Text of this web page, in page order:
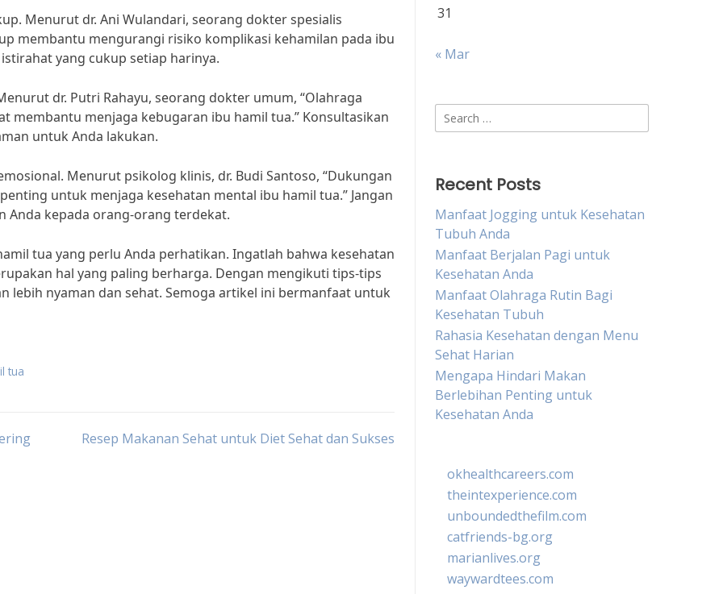
Menurut dr. Ani Wulandari, seorang dokter spesialis
membantu mengurangi risiko komplikasi kehamilan pada ibu
yang cukup setiap harinya.
dr. Putri Rahayu, seorang dokter umum, “Olahraga
membantu menjaga kebugaran ibu hamil tua.” Konsultasikan
untuk Anda lakukan.
Menurut psikolog klinis, dr. Budi Santoso, “Dukungan
untuk menjaga kesehatan mental ibu hamil tua.” Jangan
Anda kepada orang-orang terdekat.
tua yang perlu Anda perhatikan. Ingatlah bahwa kesehatan
hal yang paling berharga. Dengan mengikuti tips-tips
lebih nyaman dan sehat. Semoga artikel ini bermanfaat untuk
tua
Resep Makanan Sehat untuk Diet Sehat dan Sukses
31
« Mar
Search
for:
Recent Posts
Manfaat Jogging untuk Kesehatan
Tubuh Anda
Manfaat Berjalan Pagi untuk
Kesehatan Anda
Manfaat Olahraga Rutin Bagi
Kesehatan Tubuh
Rahasia Kesehatan dengan Menu
Sehat Harian
Mengapa Hindari Makan
Berlebihan Penting untuk
Kesehatan Anda
okhealthcareers.com
theintexperience.com
unboundedthefilm.com
catfriends-bg.org
marianlives.org
waywardtees.com